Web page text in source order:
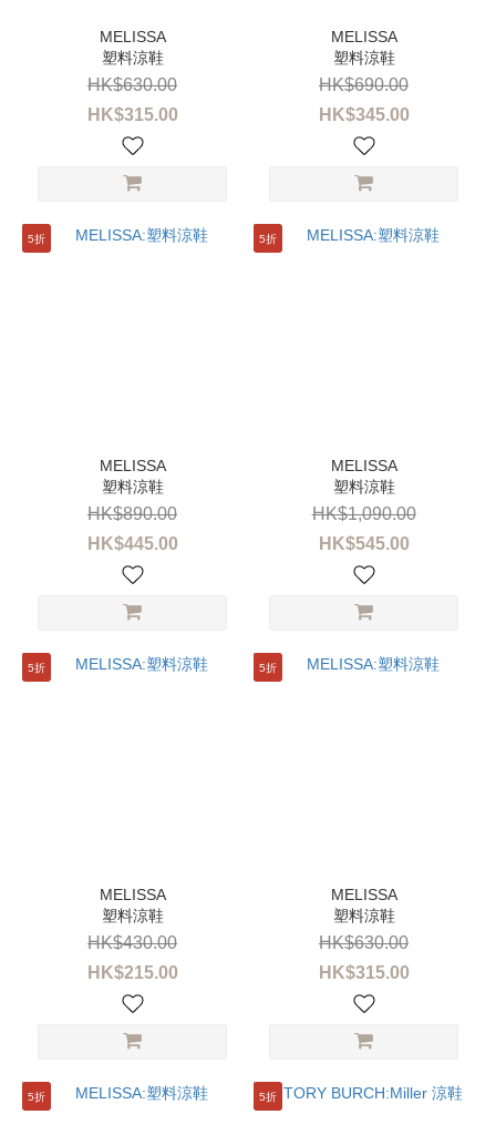
塑料涼鞋
HK$315.00
HK$630.00
塑料涼鞋
HK$345.00
HK$690.00
5折
塑料涼鞋
HK$445.00
HK$890.00
5折
塑料涼鞋
HK$545.00
HK$1,090.00
5折
塑料涼鞋
HK$215.00
HK$430.00
5折
塑料涼鞋
HK$315.00
HK$630.00
5折 5折